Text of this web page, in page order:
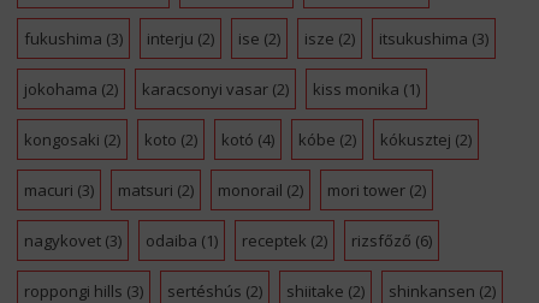
fukushima (3) interju (2) ise (2) isze (2) itsukushima (3)
jokohama (2) karacsonyi vasar(2) kiss monika (1)
kongosaki (2) koto (2) kotó (4) kóbe (2) kókusztej (2)
macuri (3) matsuri (2) monorail (2) mori tower(2)
nagykovet(3) odaiba (1) receptek (2) rizsfőző (6)
roppongi hills (3) sertéshús (2) shiitake (2) shinkansen (2)